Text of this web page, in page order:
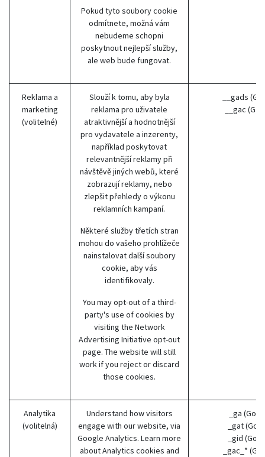
Pokud tyto soubory cookie
odmítnete, možná vám
nebudeme schopni
poskytnout nejlepší služby,
ale web bude fungovat.
Reklama a
marketing
(volitelné)
Slouží k tomu, aby byla
reklama pro uživatele
atraktivnější a hodnotnější
pro vydavatele a inzerenty,
například poskytovat
relevantnější reklamy při
návštěvě jiných webů, které
zobrazují reklamy, nebo
zlepšit přehledy o výkonu
reklamních kampaní.
Některé služby třetích stran
mohou do vašeho prohlížeče
nainstalovat další soubory
cookie, aby vás
identifikovaly.
You may opt-out of a third-
party's use of cookies by
visiting the Network
Advertising Initiative opt-out
page. The website will still
work if you reject or discard
those cookies.
__gads
__gac
Analytika
(volitelná)
Understand how visitors
engage with our website, via
Google Analytics. Learn more
aboutAnalytics cookies and
_ga
_gat
_gid
_gac_*